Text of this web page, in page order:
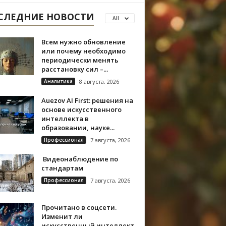
НОВОСТИ All
Всем нужно обновление
или почему необходимо
периодически менять
расстановку сил –...
Аналитика 8 августа, 2026
Auezov AI First: решения на
основе искусственного
интеллекта в
образовании, науке...
Профессионал 7 августа, 2026
Видеонаблюдение по
стандартам
Профессионал 7 августа, 2026
Прочитано в соцсети.
Изменит ли